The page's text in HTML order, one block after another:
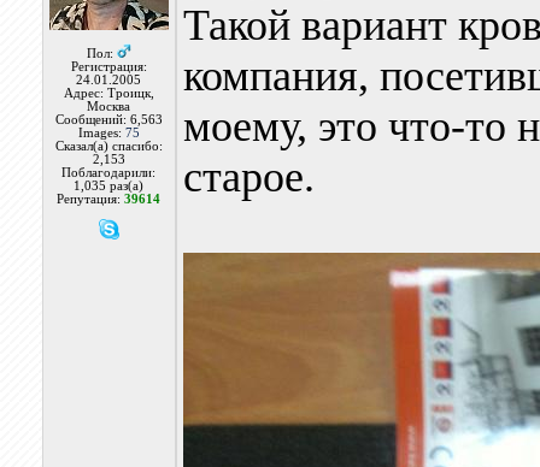
Пол:
Регистрация:
24.01.2005
Адрес: Троицк,
Москва
Сообщений: 6,563
Images: 75
Сказал(а) спасибо:
2,153
Поблагодарили:
1,035 раз(а)
Репутация:39614
Такой вариант
компания,
моему, это что-то
старое.